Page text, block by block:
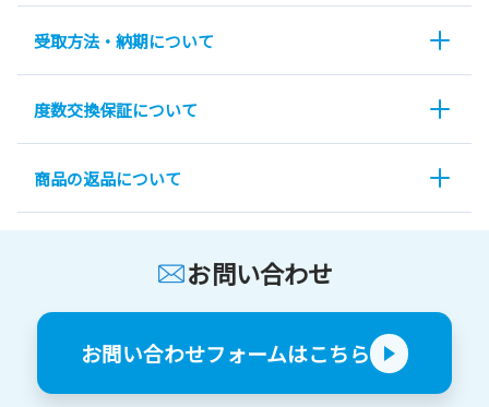
受取方法・納期について
度数交換保証について
商品の返品について
お問い合わせ
お問い合わせフォームはこちら